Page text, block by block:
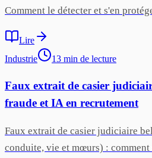
Comment le détecter et s'en
Lire
Industrie
13 min de lecture
Faux extrait de casier
fraude et IA en recrutement
Faux extrait de casier judiciaire
conduite, vie et mœurs) :